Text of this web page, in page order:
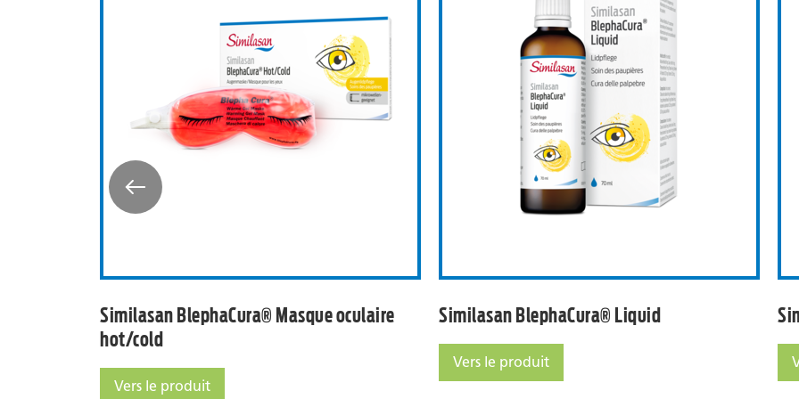
Similasan BlephaCura® Masque oculaire hot/cold
Similasan BlephaCura® Masque oculaire
hot/cold
Vers le produit
Similasan BlephaCura®
Similasan BlephaCura® Liquid
Similasan BlephaCura® Liquid
Vers le produit